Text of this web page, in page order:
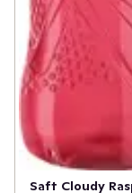
Saft Cloudy